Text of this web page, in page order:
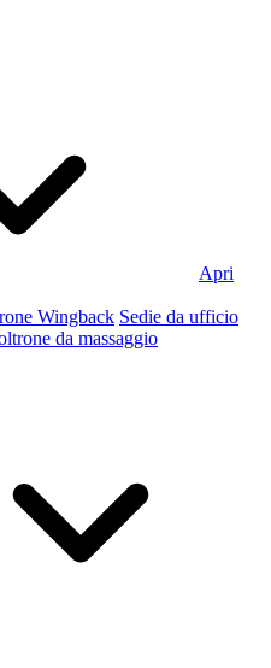
Apri
Wingback Sedie da ufficio
da massaggio